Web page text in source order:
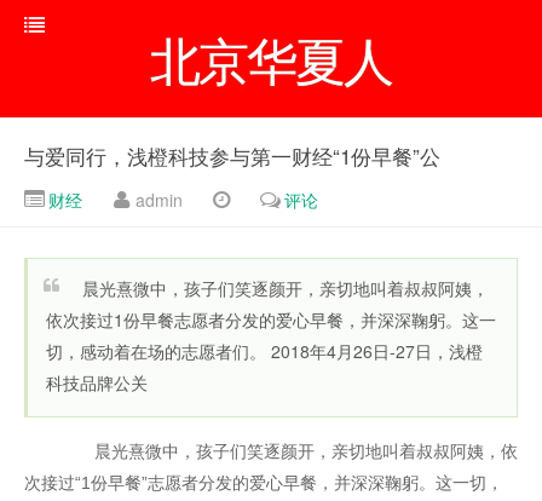
北京华夏人
与爱同行，浅橙科技参与第一财经“1份早餐”公
财经 admin 评论
晨光熹微中，孩子们笑逐颜开，亲切地叫着叔叔阿姨，
依次接过1份早餐志愿者分发的爱心早餐，并深深鞠躬。这一
切，感动着在场的志愿者们。 2018年4月26日-27日，浅橙
科技品牌公关
晨光熹微中，孩子们笑逐颜开，亲切地叫着叔叔阿姨，依
次接过“1份早餐”志愿者分发的爱心早餐，并深深鞠躬。这一切，